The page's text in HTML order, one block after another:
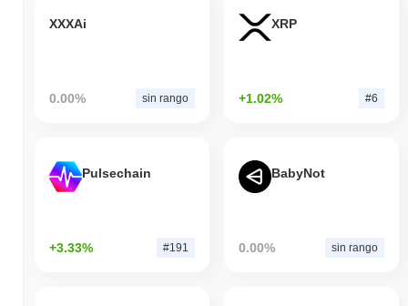
XXXAi
0.00% sin rango
XRP
+1.02% #6
Pulsechain
+3.33% #191
BabyNot
0.00% sin rango